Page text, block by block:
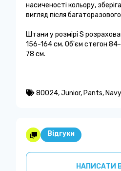
насиченості кольору,
вигляд після
Штани у розмірі S
156-164 см. Об'єм стегон
78 см.
80024,Junior, Pants, Navy
Відгуки
НАПИСАТИ